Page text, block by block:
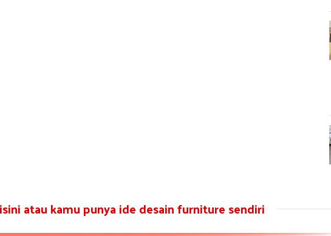
atau kamu punya ide desain furniture sendiri